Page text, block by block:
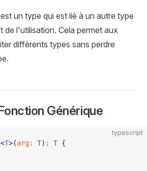
un type qui est lié à un autre type
de l'utilisation. Cela permet aux
différents types sans perdre
Générique
typescript
<T>(arg: T) : T {